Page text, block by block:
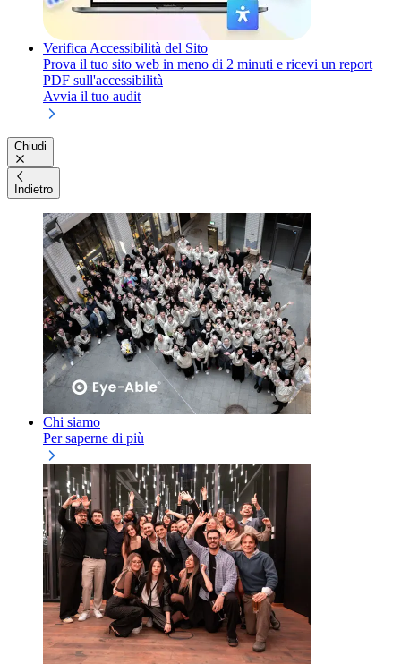
Verifica Accessibilità del Sito
Prova il tuo sito web in meno di 2 minuti e ricevi un report
PDF sull'accessibilità
Avvia il tuo audit
Chiudi
Indietro
Chi siamo
Per saperne di più